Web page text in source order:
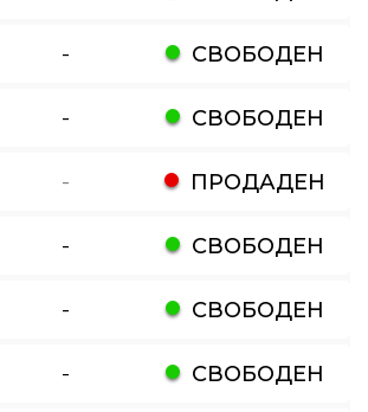
- СВОБОДЕН
- СВОБОДЕН
- ПРОДАДЕН
- СВОБОДЕН
- СВОБОДЕН
- СВОБОДЕН